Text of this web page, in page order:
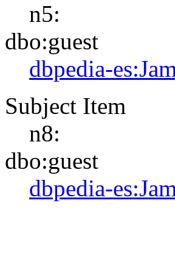
n5:
dbo:guest
dbpedia-
Subject Item
n8:
dbo:guest
dbpedia-